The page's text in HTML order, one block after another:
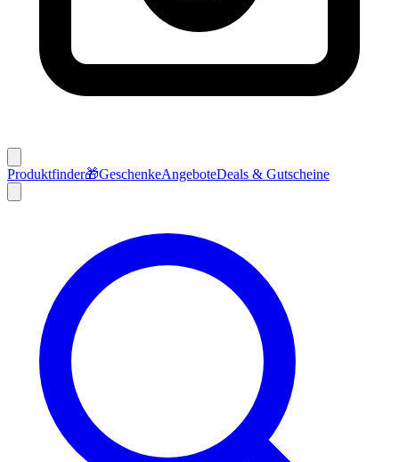
Produktfinder🎁GeschenkeAngeboteDeals & Gutscheine